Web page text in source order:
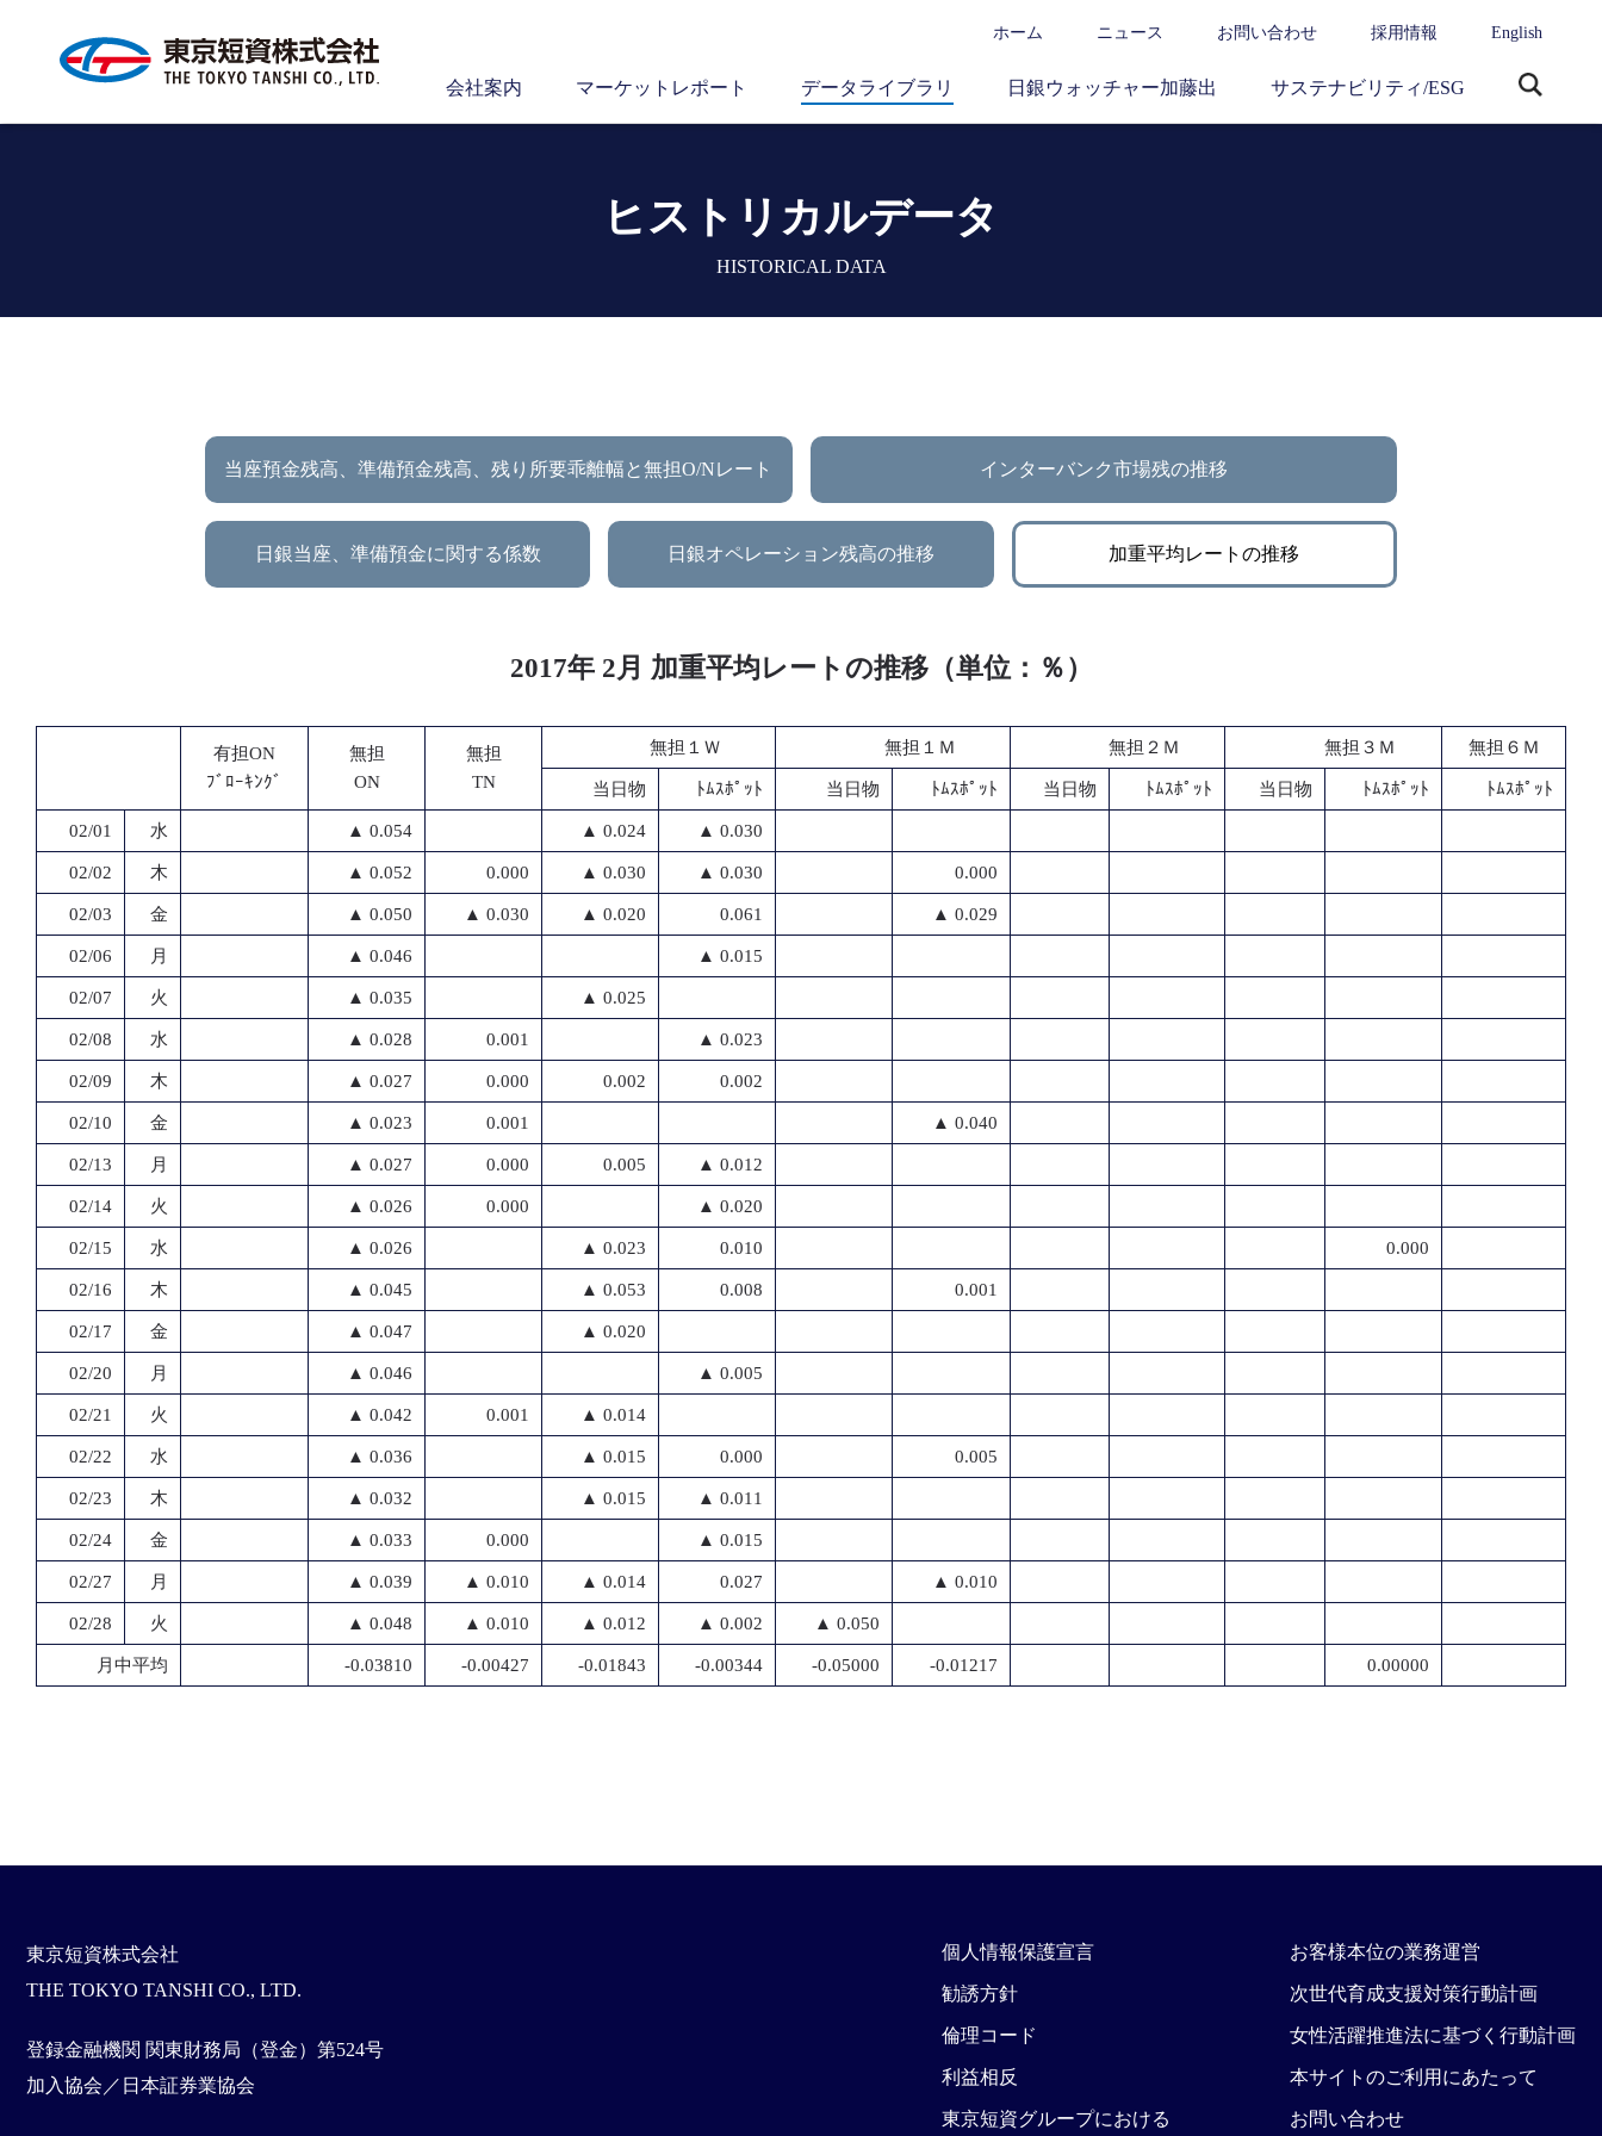
ホーム ニュース お問い合わせ 採用情報 English
会社案内 マーケットレポート データライブラリ 日銀ウォッチャー加藤出 サステナビリティ/ESG
ヒストリカルデータ
HISTORICAL DATA
当座預金残高、準備預金残高、残り所要乖離幅と無担O/Nレート インターバンク市場残の推移
日銀当座、準備預金に関する係数 日銀オペレーション残高の推移 加重平均レートの推移
2017年 2月 加重平均レートの推移（単位：％）
有担ON
ﾌﾞﾛｰｷﾝｸﾞ
無担
ON
無担
TN
無担１Ｗ 無担１Ｍ 無担２Ｍ 無担３Ｍ 無担６Ｍ
当日物 ﾄﾑｽﾎﾟｯﾄ 当日物 ﾄﾑｽﾎﾟｯﾄ 当日物 ﾄﾑｽﾎﾟｯﾄ 当日物 ﾄﾑｽﾎﾟｯﾄ ﾄﾑｽﾎﾟｯﾄ
02/01 水 ▲ 0.054 ▲ 0.024 ▲ 0.030
02/02 木 ▲ 0.052 0.000 ▲ 0.030 ▲ 0.030 0.000
02/03 金 ▲ 0.050 ▲ 0.030 ▲ 0.020 0.061 ▲ 0.029
02/06 月 ▲ 0.046 ▲ 0.015
02/07 火 ▲ 0.035 ▲ 0.025
02/08 水 ▲ 0.028 0.001 ▲ 0.023
02/09 木 ▲ 0.027 0.000 0.002 0.002
02/10 金 ▲ 0.023 0.001 ▲ 0.040
02/13 月 ▲ 0.027 0.000 0.005 ▲ 0.012
02/14 火 ▲ 0.026 0.000 ▲ 0.020
02/15 水 ▲ 0.026 ▲ 0.023 0.010 0.000
02/16 木 ▲ 0.045 ▲ 0.053 0.008 0.001
02/17 金 ▲ 0.047 ▲ 0.020
02/20 月 ▲ 0.046 ▲ 0.005
02/21 火 ▲ 0.042 0.001 ▲ 0.014
02/22 水 ▲ 0.036 ▲ 0.015 0.000 0.005
02/23 木 ▲ 0.032 ▲ 0.015 ▲ 0.011
02/24 金 ▲ 0.033 0.000 ▲ 0.015
02/27 月 ▲ 0.039 ▲ 0.010 ▲ 0.014 0.027 ▲ 0.010
02/28 火 ▲ 0.048 ▲ 0.010 ▲ 0.012 ▲ 0.002 ▲ 0.050
月中平均 -0.03810 -0.00427 -0.01843 -0.00344 -0.05000 -0.01217 0.00000
東京短資株式会社
THE TOKYO TANSHI CO., LTD.
登録金融機関 関東財務局（登金）第524号
加入協会／日本証券業協会
個人情報保護宣言
勧誘方針
倫理コード
利益相反
東京短資グループにおける
お客様本位の業務運営
次世代育成支援対策行動計画
女性活躍推進法に基づく行動計画
本サイトのご利用にあたって
お問い合わせ